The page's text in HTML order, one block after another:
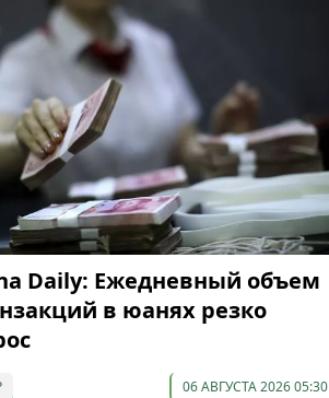
Daily: Ежедневный объем
в юанях резко
06 АВГУСТА 2026 05:30